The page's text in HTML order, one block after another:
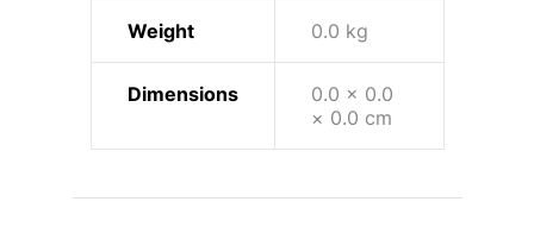
Weight 0.0 kg
Dimensions
0.0 × 0.0
× 0.0 cm